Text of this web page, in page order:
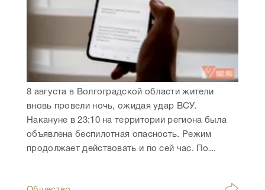
8 августа в Волгоградской области жители
вновь провели ночь, ожидая удар ВСУ.
Накануне в 23:10 на территории региона была
объявлена беспилотная опасность. Режим
продолжает действовать и по сей час. По...